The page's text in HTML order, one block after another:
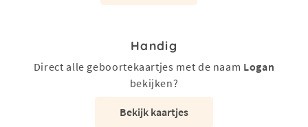
Handig
Direct alle geboortekaartjes met de naam Logan
bekijken?
Bekijk kaartjes